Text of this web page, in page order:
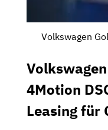
Volkswagen
4Motion
Leasing für